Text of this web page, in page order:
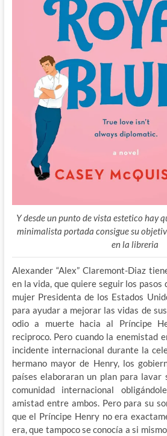
Y desde un punto de vista estetico hay
minimalista portada consigue su
en la libreria
Alexander “Alex” Claremont-Diaz
en la vida, que quiere seguir los pasos
mujer Presidenta de los Estados
para ayudar a mejorar las vidas de
odio a muerte hacia al Príncipe
reciproco. Pero cuando la enemistad
incidente internacional durante la
hermano mayor de Henry, los
países elaboraran un plan para lavar
comunidad internacional
amistad entre ambos. Pero para su
que el Príncipe Henry no era
era, que tampoco se conocía a si